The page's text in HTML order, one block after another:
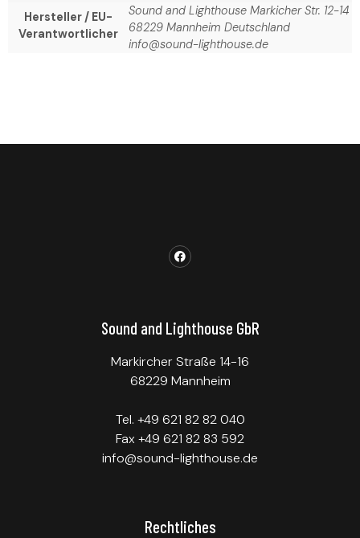
Hersteller / EU-
Verantwortlicher
Sound and Lighthouse Markicher Str. 12-14
68229 Mannheim Deutschland
info@sound-lighthouse.de
Sound and Lighthouse GbR
Markircher Straße 14-16
68229 Mannheim
Tel. +49 621 82 82 040
Fax +49 621 82 83 592
info@sound-lighthouse.de
Rechtliches